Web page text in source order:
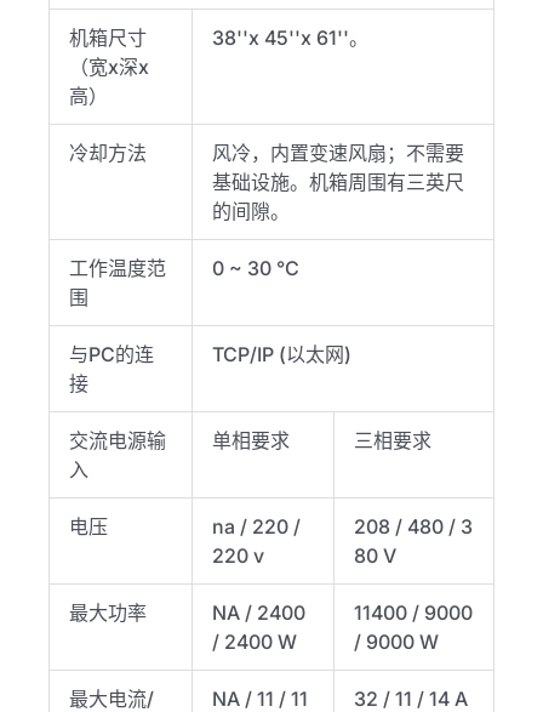
机箱尺寸
（宽x深x
高）
38''x 45''x 61''。
冷却方法
风冷，内置变速风扇；不需要
基础设施。机箱周围有三英尺
的间隙。
工作温度范
围
0 ~ 30 °C
与PC的连
接
TCP/IP (以太网)
交流电源输
入
单相要求 三相要求
电压
na / 220 /
220 v
208 / 480 / 3
80 V
最大功率
NA / 2400
/ 2400 W
11400 / 9000
/ 9000 W
最大电流/
NA / 11 / 11
32 / 11 / 14 A